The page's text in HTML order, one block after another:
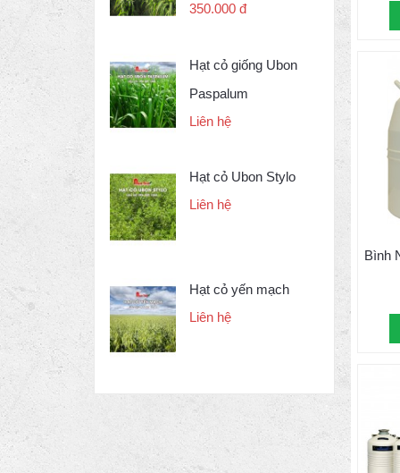
350.000 đ
Hạt cỏ giống Ubon
Paspalum
Liên hệ
Hạt cỏ Ubon Stylo
Liên hệ
Hạt cỏ yến mạch
Liên hệ
Bình